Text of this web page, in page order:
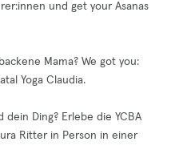
und get your Asanas
Mama? We got you:
Yoga Claudia.
dein Ding? Erlebe die YCBA
Ritter in Person in einer